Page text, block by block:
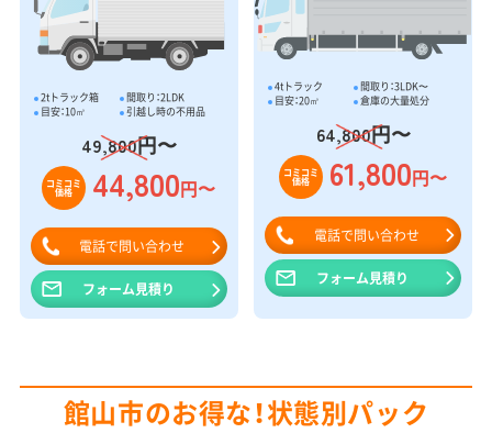
2tトラック箱
間取り：2LDK
目安：10㎥
引越し時の不用品
49,800円〜
コミコミ
価格 44,800円〜
電話で問い合わせ
フォーム見積り
4tトラック
間取り：3LDK〜
目安：20㎥
倉庫の大量処分
64,800円〜
コミコミ
価格 61,800円〜
電話で問い合わせ
フォーム見積り
館山市のお得な！状態別パック